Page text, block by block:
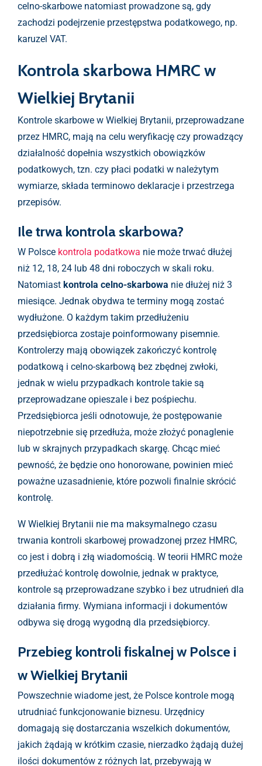
celno-skarbowe natomiast prowadzone są, gdy
zachodzi podejrzenie przestępstwa podatkowego, np.
karuzel VAT.
Kontrola skarbowa HMRC w
Wielkiej Brytanii
Kontrole skarbowe w Wielkiej Brytanii, przeprowadzane
przez HMRC, mają na celu weryfikację czy prowadzący
działalność dopełnia wszystkich obowiązków
podatkowych, tzn. czy płaci podatki w należytym
wymiarze, składa terminowo deklaracje i przestrzega
przepisów.
Ile trwa kontrola skarbowa?
W Polsce kontrola podatkowa nie może trwać dłużej
niż 12, 18, 24 lub 48 dni roboczych w skali roku.
Natomiast kontrola celno-skarbowa nie dłużej niż 3
miesiące. Jednak obydwa te terminy mogą zostać
wydłużone. O każdym takim przedłużeniu
przedsiębiorca zostaje poinformowany pisemnie.
Kontrolerzy mają obowiązek zakończyć kontrolę
podatkową i celno-skarbową bez zbędnej zwłoki,
jednak w wielu przypadkach kontrole takie są
przeprowadzane opieszale i bez pośpiechu.
Przedsiębiorca jeśli odnotowuje, że postępowanie
niepotrzebnie się przedłuża, może złożyć ponaglenie
lub w skrajnych przypadkach skargę. Chcąc mieć
pewność, że będzie ono honorowane, powinien mieć
poważne uzasadnienie, które pozwoli finalnie skrócić
kontrolę.
W Wielkiej Brytanii nie ma maksymalnego czasu
trwania kontroli skarbowej prowadzonej przez HMRC,
co jest i dobrą i złą wiadomością. W teorii HMRC może
przedłużać kontrolę dowolnie, jednak w praktyce,
kontrole są przeprowadzane szybko i bez utrudnień dla
działania firmy. Wymiana informacji i dokumentów
odbywa się drogą wygodną dla przedsiębiorcy.
Przebieg kontroli fiskalnej w Polsce i
w Wielkiej Brytanii
Powszechnie wiadome jest, że Polsce kontrole mogą
utrudniać funkcjonowanie biznesu. Urzędnicy
domagają się dostarczania wszelkich dokumentów,
jakich żądają w krótkim czasie, nierzadko żądają dużej
ilości dokumentów z różnych lat, przebywają w